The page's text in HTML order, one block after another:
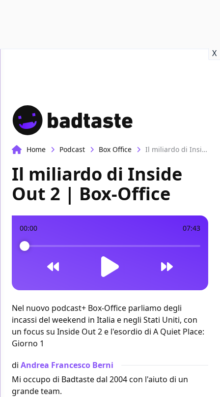
X
Home Podcast Box Office Il miliardo di Inside Out 2 | Box-Office
Il miliardo di Inside
Out 2 | Box-Office
00:00 07:43
Nel nuovo podcast+ Box-Office parliamo degli
incassi del weekend in Italia e negli Stati Uniti, con
un focus su Inside Out 2 e l'esordio di A Quiet Place:
Giorno 1
di Andrea Francesco Berni
Mi occupo di Badtaste dal 2004 con l'aiuto di un
grande team.